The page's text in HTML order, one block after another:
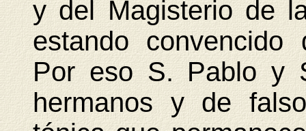
y del Magisterio de
estando
Por eso S. Pablo y
hermanos y de